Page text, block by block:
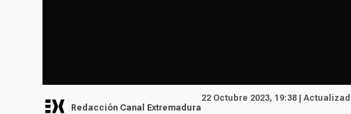
Redacción Canal Extremadura
22 Octubre 2023, 19:38 |